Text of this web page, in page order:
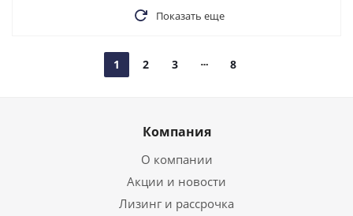
Показать еще
1 2 3 8
Компания
О компании
Акции и новости
Лизинг и рассрочка